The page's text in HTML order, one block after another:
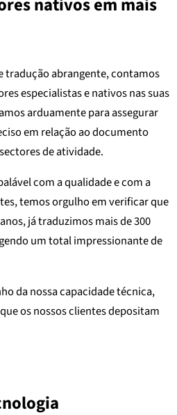
nativos em mais
tradução abrangente, contamos
especialistas e nativos nas suas
arduamente para assegurar
em relação ao documento
de atividade.
com a qualidade e com a
temos orgulho em verificar que
já traduzimos mais de 300
um total impressionante de
da nossa capacidade técnica,
os nossos clientes depositam